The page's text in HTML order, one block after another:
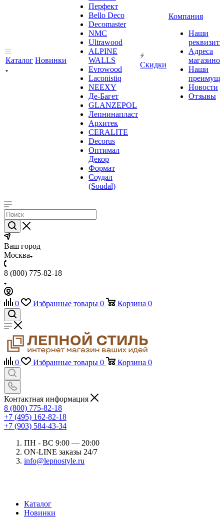
Каталог Новинки
Перфект
Bello Deco
Decomaster
NMС
Ultrawood
ALPINE
WALLS
Evrowood
Laconistiq
NEEXY
Де-Багет
GLANZEPOL
Лепнинапласт
Архитек
CERALITE
Decorus
Оптимал
Декор
Формат
Соудал
(Soudal)
Скидки
Компания
Наши
Адреса
магазинов
Наши
Новости
Отзывы
Ваш город
Москва
8 (800) 775-82-18
0 Избранные товары 0 Корзина 0
0 Избранные товары 0 Корзина 0
Контактная информация
8 (800) 775-82-18
+7 (495) 162-82-18
+7 (903) 584-43-34
ПН - ВС 9:00 — 20:00
ON-LINE заказы 24/7
info@lepnostyle.ru
Каталог
Новинки